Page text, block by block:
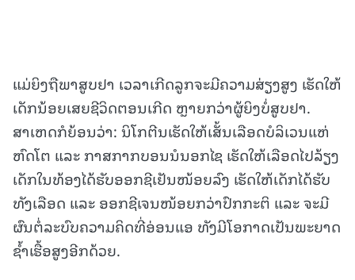
ແມ່ຍິງຖືພາສູບຢາ ເວລາເກີດລູກຈະມີຄວາມສ່ຽງສູງ ເຮັດໃຫ້
ເດັກນ້ອຍເສຍຊີວິດຕອນເກີດ ຫຼາຍກວ່າຜູ້ຍິງບໍ່ສູບຢາ.
ສາເຫດກໍຍ້ອນວ່າ: ນິໂກຕີນເຮັດໃຫ້ເສັ້ນເລືອດບໍລິເວນແຫ່
ຫົດໂຕ ແລະ ກາສກາກບອນນໍນອກໄຊ ເຮັດໃຫ້ເລືອດໄປລ້ຽງ
ເດັກໃນທ້ອງໄດ້ຮັບອອກຊີເຢັນໜ້ອຍລົງ ເຮັດໃຫ້ເດັກໄດ້ຮັບ
ທັງເລືອດ ແລະ ອອກຊີເຈນໜ້ອຍກວ່າປົກກະຕິ ແລະ ຈະມີ
ຜົນຕໍ່ລະບົບຄວາມຄິດທີ່ອ່ອນແອ ທັງມີໂອກາດເປັນພະຍາດ
ຊໍ້າເຮື້ອສູງອີກດ້ວຍ.